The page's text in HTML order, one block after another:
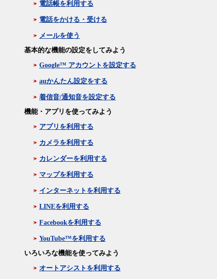
電話帳を利用する
電話をかける・受ける
メールを使う
基本的な機能の設定をしてみよう
Google™ アカウントを設定する
auかんたん設定をする
着信音/通知音を設定する
機能・アプリを使ってみよう
アプリを利用する
カメラを利用する
カレンダーを利用する
マップを利用する
インターネットを利用する
LINEを利用する
Facebookを利用する
YouTube™を利用する
いろいろな機能を使ってみよう
オートアシストを利用する